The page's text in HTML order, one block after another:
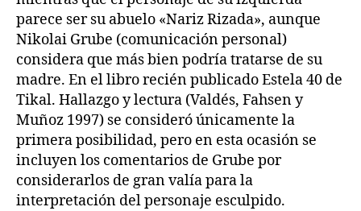
parece ser su abuelo «Nariz Rizada», aunque
Nikolai Grube (comunicación personal)
considera que más bien podría tratarse de su
madre. En el libro recién publicado Estela 40 de
Tikal. Hallazgo y lectura (Valdés, Fahsen y
Muñoz 1997) se consideró únicamente la
primera posibilidad, pero en esta ocasión se
incluyen los comentarios de Grube por
considerarlos de gran valía para la
interpretación del personaje esculpido.